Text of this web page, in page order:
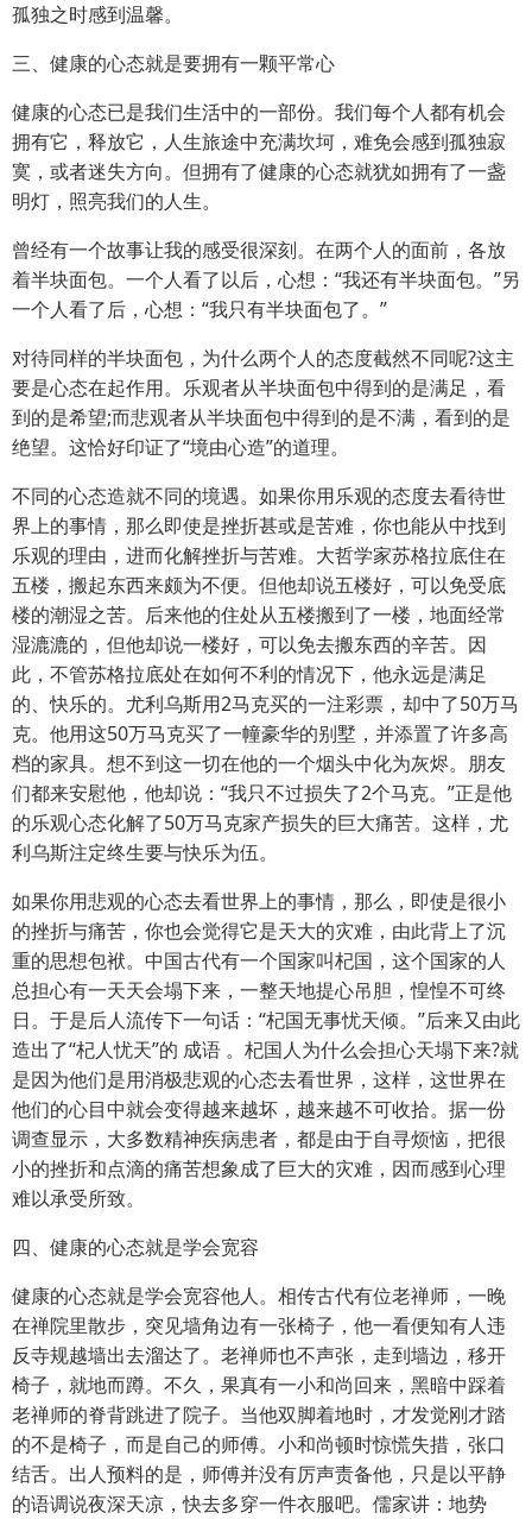
孤独之时感到温馨。
三、健康的心态就是要拥有一颗平常心
健康的心态已是我们生活中的一部份。我们每个人都有机会
拥有它，释放它，人生旅途中充满坎坷，难免会感到孤独寂
寞，或者迷失方向。但拥有了健康的心态就犹如拥有了一盏
明灯，照亮我们的人生。
曾经有一个故事让我的感受很深刻。在两个人的面前，各放
着半块面包。一个人看了以后，心想：“我还有半块面包。”另
一个人看了后，心想：“我只有半块面包了。”
对待同样的半块面包，为什么两个人的态度截然不同呢?这主
要是心态在起作用。乐观者从半块面包中得到的是满足，看
到的是希望;而悲观者从半块面包中得到的是不满，看到的是
绝望。这恰好印证了“境由心造”的道理。
不同的心态造就不同的境遇。如果你用乐观的态度去看待世
界上的事情，那么即使是挫折甚或是苦难，你也能从中找到
乐观的理由，进而化解挫折与苦难。大哲学家苏格拉底住在
五楼，搬起东西来颇为不便。但他却说五楼好，可以免受底
楼的潮湿之苦。后来他的住处从五楼搬到了一楼，地面经常
湿漉漉的，但他却说一楼好，可以免去搬东西的辛苦。因
此，不管苏格拉底处在如何不利的情况下，他永远是满足
的、快乐的。尤利乌斯用2马克买的一注彩票，却中了50万马
克。他用这50万马克买了一幢豪华的别墅，并添置了许多高
档的家具。想不到这一切在他的一个烟头中化为灰烬。朋友
们都来安慰他，他却说：“我只不过损失了2个马克。”正是他
的乐观心态化解了50万马克家产损失的巨大痛苦。这样，尤
利乌斯注定终生要与快乐为伍。
如果你用悲观的心态去看世界上的事情，那么，即使是很小
的挫折与痛苦，你也会觉得它是天大的灾难，由此背上了沉
重的思想包袱。中国古代有一个国家叫杞国，这个国家的人
总担心有一天天会塌下来，一整天地提心吊胆，惶惶不可终
日。于是后人流传下一句话：“杞国无事忧天倾。”后来又由此
造出了“杞人忧天”的 成语 。杞国人为什么会担心天塌下来?就
是因为他们是用消极悲观的心态去看世界，这样，这世界在
他们的心目中就会变得越来越坏，越来越不可收拾。据一份
调查显示，大多数精神疾病患者，都是由于自寻烦恼，把很
小的挫折和点滴的痛苦想象成了巨大的灾难，因而感到心理
难以承受所致。
四、健康的心态就是学会宽容
健康的心态就是学会宽容他人。相传古代有位老禅师，一晚
在禅院里散步，突见墙角边有一张椅子，他一看便知有人违
反寺规越墙出去溜达了。老禅师也不声张，走到墙边，移开
椅子，就地而蹲。不久，果真有一小和尚回来，黑暗中踩着
老禅师的脊背跳进了院子。当他双脚着地时，才发觉刚才踏
的不是椅子，而是自己的师傅。小和尚顿时惊慌失措，张口
结舌。出人预料的是，师傅并没有厉声责备他，只是以平静
的语调说夜深天凉，快去多穿一件衣服吧。儒家讲：地势